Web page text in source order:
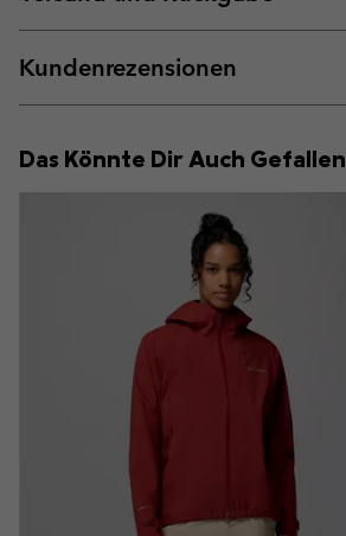
Kundenrezensionen
Das Könnte Dir Auch Gefallen